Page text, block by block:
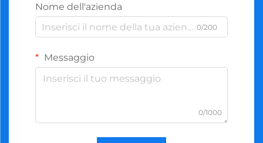
Nome dell'azienda
0/200
Messaggio
0/1000